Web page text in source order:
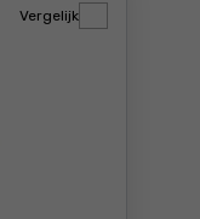
Vergelijk